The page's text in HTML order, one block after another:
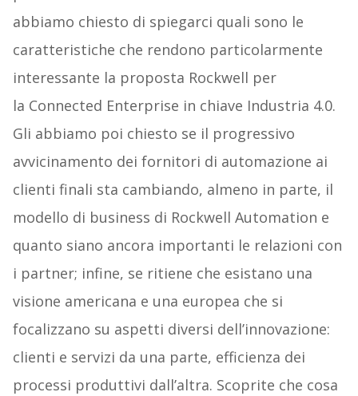
abbiamo chiesto di spiegarci quali sono le
caratteristiche che rendono particolarmente
interessante la proposta Rockwell per
la Connected Enterprise in chiave Industria 4.0.
Gli abbiamo poi chiesto se il progressivo
avvicinamento dei fornitori di automazione ai
clienti finali sta cambiando, almeno in parte, il
modello di business di Rockwell Automation e
quanto siano ancora importanti le relazioni con
i partner; infine, se ritiene che esistano una
visione americana e una europea che si
focalizzano su aspetti diversi dell’innovazione:
clienti e servizi da una parte, efficienza dei
processi produttivi dall’altra. Scoprite che cosa